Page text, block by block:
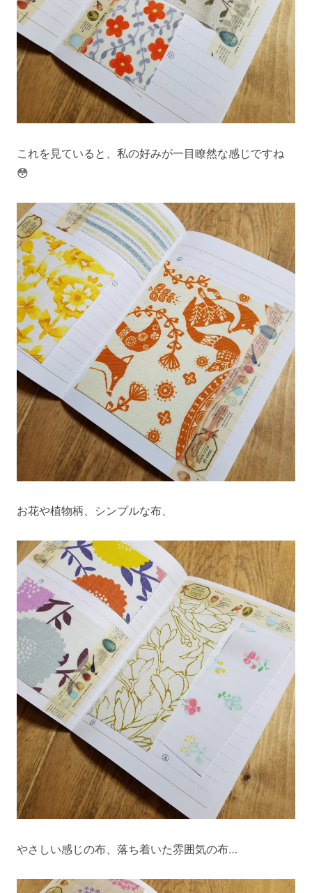
これを見ていると、私の好みが一目瞭然な感じですね
😳
お花や植物柄、シンプルな布、
やさしい感じの布、落ち着いた雰囲気の布…